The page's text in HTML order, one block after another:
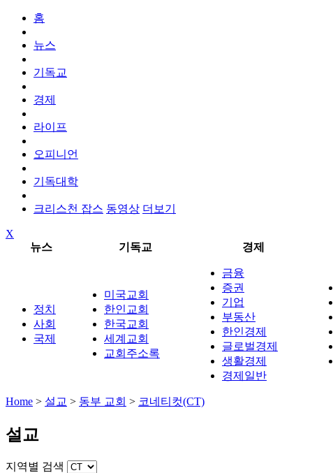
홈
뉴스
기독교
경제
라이프
오피니언
기독대학
크리스천 잡스 동영상 더보기
X
뉴스
기독교 경제
정치
사회
국제
미국교회
한인교회
한국교회
세계교회
교회주소록
금융
증권
기업
부동산
한인경제
글로벌경제
생활경제
경제일반
Home > 설교 > 동부 교회 > 코네티컷(CT)
설교
지역별 검색